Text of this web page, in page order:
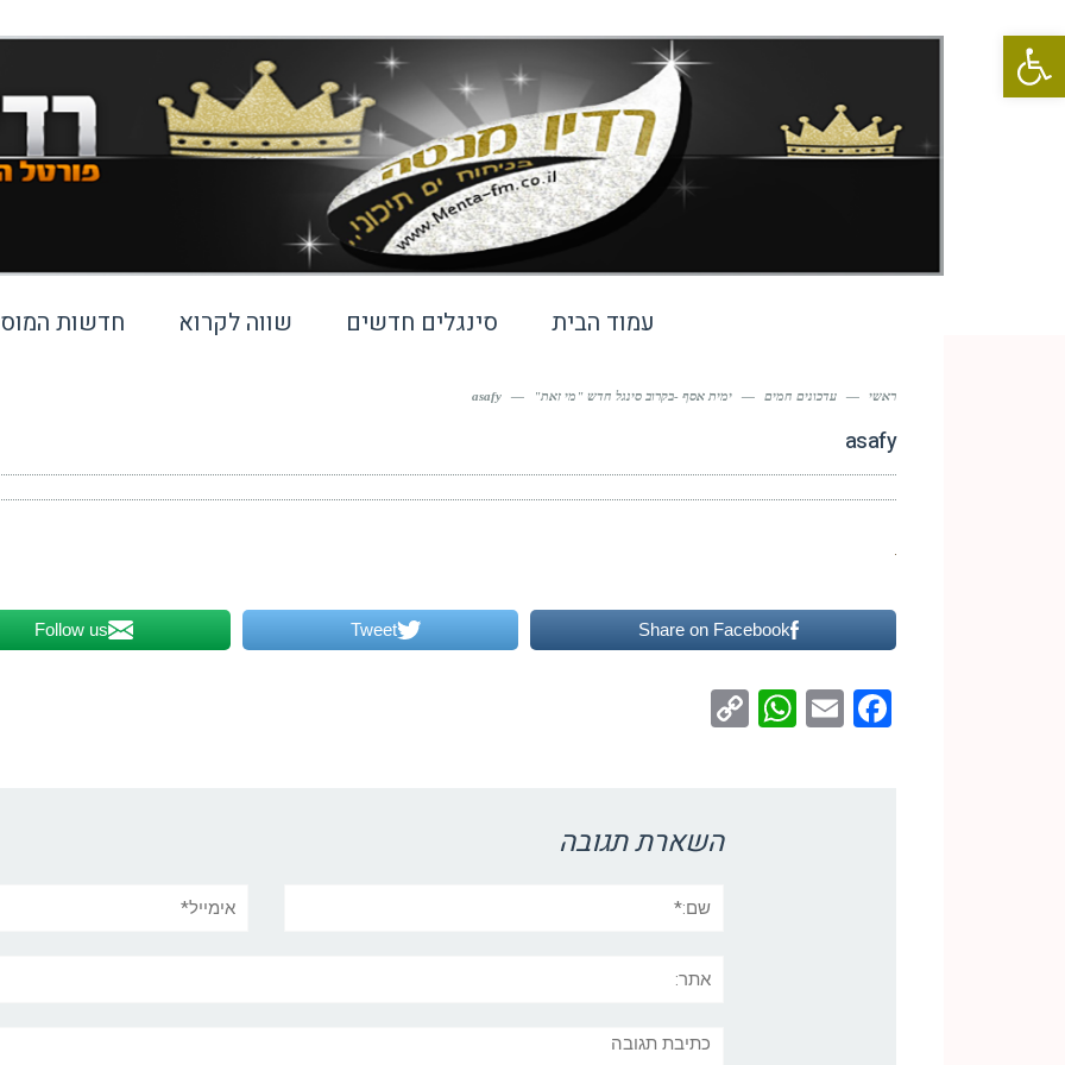
פתח סרגל נגישות
עמוד הבית סינגלים חדשים שווה לקרוא חדשות
ראשי — עדכונים חמים — ימית אסף -בקרוב סינגל חדש "מי זאת" —
asafy
asafy
Share on Facebook
Tweet
Follow us
Facebook
Email
WhatsApp
השארת תגובה